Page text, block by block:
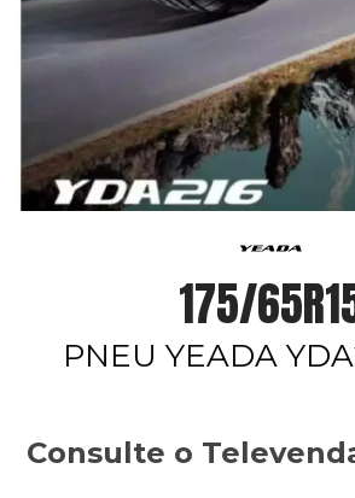
175/
PNEU YEADA
Consulte o